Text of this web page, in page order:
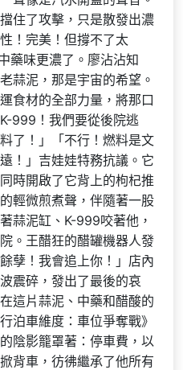
住了攻擊，只是散發出濃
！完美！但撐不了太
藥味更濃了。廖沾沾知
蒜泥，那是宇宙的希望。
食材的全部力量，將那口
999！我們要從後院逃
了！」「不行！燃料是文
！」吉娃娃特務抗議。它
時開啟了它背上的枸杞推
輕微煎煮聲，伴隨著一股
蒜泥缸、K-999咬著他，
。王醋狂的醋罐機器人發
孽！我會追上你！」店內
震碎，發出了最後的哀
這片蒜泥、中藥和醋酸的
泊車維度：車位爭奪戰》
陰影籠罩著：停車費，以
背車，彷彿繼承了他所有